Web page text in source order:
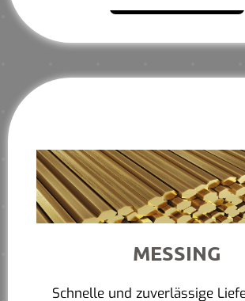
MESSING
Schnelle und zuverlässige